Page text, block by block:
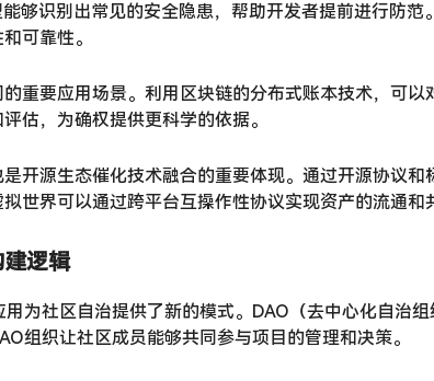
够识别出常见的安全隐患，帮助开发者提前进行防
可靠性。
重要应用场景。利用区块链的分布式账本技术，可
估，为确权提供更科学的依据。
开源生态催化技术融合的重要体现。通过开源协议
世界可以通过跨平台互操作性协议实现资产的流通和
逻辑
为社区自治提供了新的模式。DAO（去中心化自治
组织让社区成员能够共同参与项目的管理和决策。